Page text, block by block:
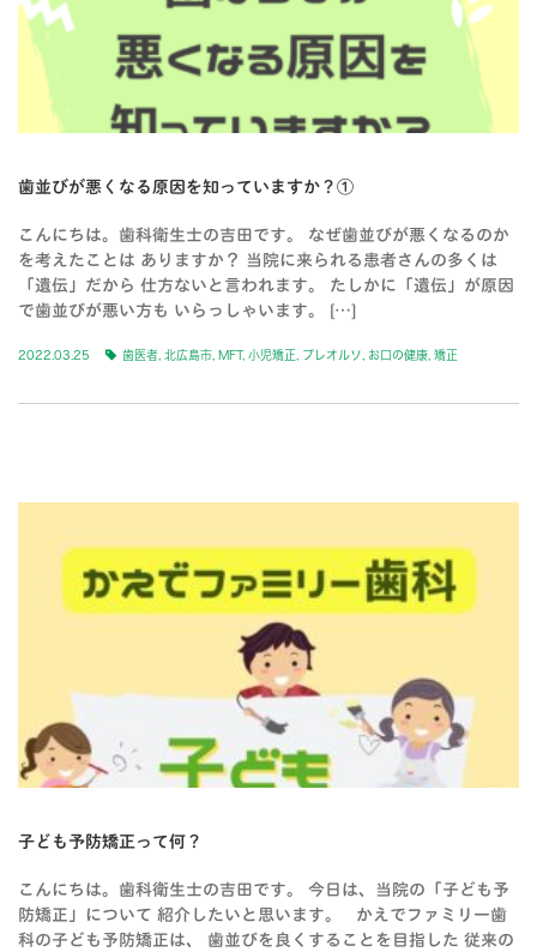
歯並びが悪くなる原因を知っていますか？①
こんにちは。歯科衛生士の吉田です。 なぜ歯並びが悪くなるのか
を考えたことは ありますか？ 当院に来られる患者さんの多くは
「遺伝」だから 仕方ないと言われます。 たしかに「遺伝」が原因
で歯並びが悪い方も いらっしゃいます。 […]
2022.03.25 歯医者 北広島市 MFT, 小児矯正 プレオルソ お口の健康 矯正
子ども予防矯正って何？
こんにちは。歯科衛生士の吉田です。 今日は、当院の「子ども予
防矯正」について 紹介したいと思います。 かえでファミリー歯
科の子ども予防矯正は、 歯並びを良くすることを目指した 従来の